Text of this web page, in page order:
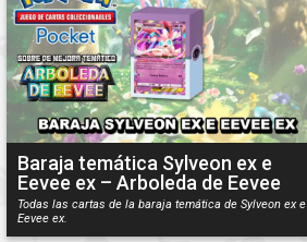
Baraja temática Sylveon ex e
Eevee ex – Arboleda de Eevee
Todas las cartas de la baraja temática de Sylveon ex e
Eevee ex.